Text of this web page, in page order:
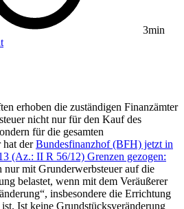
3min
erhoben die zuständigen Finanzämter
nicht nur für den Kauf des
für die gesamten
hat derBundesfinanzhof (BFH) jetzt in
(Az.: II R 56/12) Grenzen gezogen:
nur mit Grunderwerbsteuer auf die
belastet, wenn mit dem Veräußerer
insbesondere die Errichtung
Ist keine Grundstücksveränderung